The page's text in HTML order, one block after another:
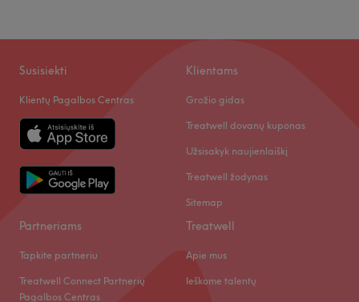
Susisiekti
Klientų Pagalbos Centras
Klientams
Grožio gidas
Treatwell dovanų kuponas
Užsisakyk naujienlaiškį
Treatwell žodynas
Sitemap
Partneriams
Tapkite partneriu
Treatwell Connect Partnerių
Pagalbos Centras
Treatwell
Apie mus
Ieškome talentų